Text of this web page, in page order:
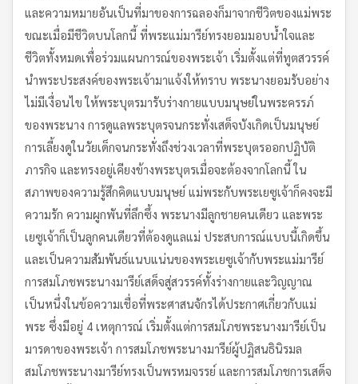
และความหมายอันเป็นที่มาของการฉลองก็มาจากชีวิตของแม่พระ
ขณะเมื่อมีชีวิตบนโลกนี้ ที่พระแม่มารีย์ทรงยอมมอบน้ำใจและ
ชีวิตทั้งหมดเพื่อร่วมแผนการณ์ของพระเจ้า เริ่มตั้งแต่ที่ทูตสวรรค์
นำพระประสงค์ของพระเจ้ามาแจ้งให้ทราบ พระนางยอมรับอย่าง
ไม่มีเงื่อนไข ให้พระบุตรมารับร่างกายแบบมนุษย์ในพระครรภ์
ของพระนาง การดูแลพระบุตรจนกระทั่งเสด็จบังเกิดเป็นมนุษย์
การเลี้ยงดูในวัยเด็กจนกระทั่งถึงช่วงเวลาที่พระบุตรออกปฏิบัติ
ภารกิจ และทรงอยู่เคียงข้างพระบุตรเมื่อจะต้องจากโลกนี้ ใน
สภาพของความรู้สึกคิดแบบมนุษย์ แม่พระกับพระเยซูเจ้าก็คงจะมี
ความรัก ความผูกพันที่ลึกซึ้ง พระนางมีลูกชายคนเดียว และพระ
เยซูเจ้าก็เป็นลูกคนเดียวที่ต้องดูแลแม่ ประสบการณ์แบบนี้เกิดขึ้น
และเป็นความสัมพันธ์แนบแน่นของพระเยซูเจ้ากับพระแม่มารีย์
การสมโภชพระนางมารีย์เสด็จสู่สวรรค์ทั้งร่างกายและวิญญาณ
เป็นหนึ่งในข้อความเชื่อที่พระศาสนจักรได้ประกาศเกี่ยวกับแม่
พระ ซึ่งมีอยู่ 4 เหตุการณ์ เริ่มตั้งแต่การสมโภชพระนางมารีย์เป็น
มารดาของพระเจ้า การสมโภชพระนางมารีย์ผู้ปฏิสนธินิรมล
สมโภชพระนางมารีย์ทรงเป็นพรหมจรรย์ และการสมโภชการเสด็จ